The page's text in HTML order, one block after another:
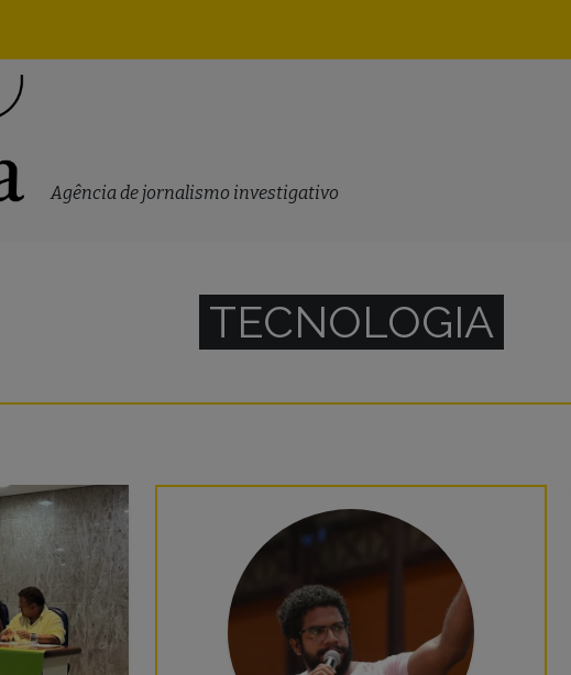
principal
Agência de jornalismo investigativo
TECNOLOGIA